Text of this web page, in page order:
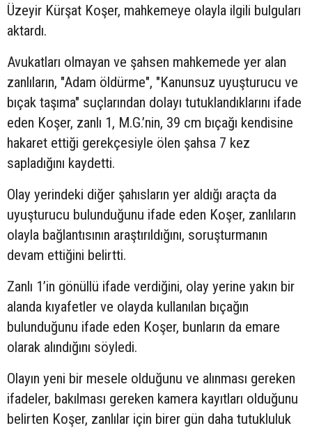
Üzeyir Kürşat Koşer, mahkemeye olayla ilgili bulguları
aktardı.
Avukatları olmayan ve şahsen mahkemede yer alan
zanlıların, "Adam öldürme", "Kanunsuz uyuşturucu ve
bıçak taşıma" suçlarından dolayı tutuklandıklarını ifade
eden Koşer, zanlı 1, M.G.’nin, 39 cm bıçağı kendisine
hakaret ettiği gerekçesiyle ölen şahsa 7 kez
sapladığını kaydetti.
Olay yerindeki diğer şahısların yer aldığı araçta da
uyuşturucu bulunduğunu ifade eden Koşer, zanlıların
olayla bağlantısının araştırıldığını, soruşturmanın
devam ettiğini belirtti.
Zanlı 1’in gönüllü ifade verdiğini, olay yerine yakın bir
alanda kıyafetler ve olayda kullanılan bıçağın
bulunduğunu ifade eden Koşer, bunların da emare
olarak alındığını söyledi.
Olayın yeni bir mesele olduğunu ve alınması gereken
ifadeler, bakılması gereken kamera kayıtları olduğunu
belirten Koşer, zanlılar için birer gün daha tutukluluk